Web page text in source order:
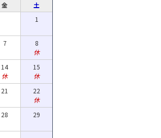
金
土
1
7
8
休
14
休
15
休
21
22
休
28 29